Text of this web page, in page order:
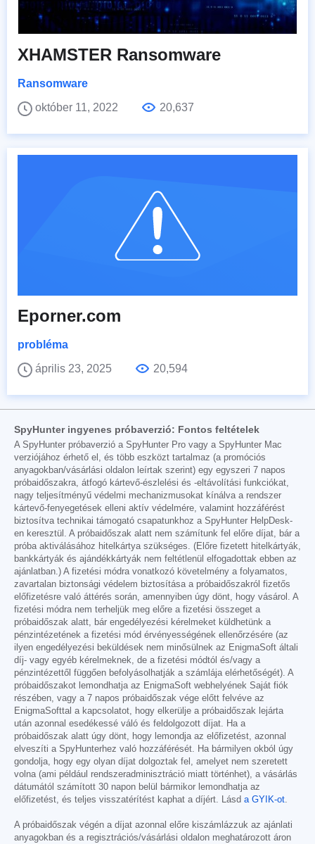
XHAMSTER Ransomware
Ransomware
október 11, 2022
20,637
Eporner.com
probléma
április 23, 2025
20,594
SpyHunter ingyenes próbaverzió: Fontos feltételek
A SpyHunter próbaverzió a SpyHunter Pro vagy a SpyHunter Mac
verziójához érhető el, és több eszközt tartalmaz (a promóciós
anyagokban/vásárlási oldalon leírtak szerint) egy egyszeri 7 napos
próbaidőszakra, átfogó kártevő-észlelési és -eltávolítási funkciókat,
nagy teljesítményű védelmi mechanizmusokat kínálva a rendszer
kártevő-fenyegetések elleni aktív védelmére, valamint hozzáférést
biztosítva technikai támogató csapatunkhoz a SpyHunter HelpDesk-
en keresztül. A próbaidőszak alatt nem számítunk fel előre díjat, bár a
próba aktiválásához hitelkártya szükséges. (Előre fizetett hitelkártyák,
bankkártyák és ajándékkártyák nem feltétlenül elfogadottak ebben az
ajánlatban.) A fizetési módra vonatkozó követelmény a folyamatos,
zavartalan biztonsági védelem biztosítása a próbaidőszakról fizetős
előfizetésre való áttérés során, amennyiben úgy dönt, hogy vásárol. A
fizetési módra nem terheljük meg előre a fizetési összeget a
próbaidőszak alatt, bár engedélyezési kérelmeket küldhetünk a
pénzintézetének a fizetési mód érvényességének ellenőrzésére (az
ilyen engedélyezési beküldések nem minősülnek az EnigmaSoft általi
díj- vagy egyéb kérelmeknek, de a fizetési módtól és/vagy a
pénzintézettől függően befolyásolhatják a számlája elérhetőségét). A
próbaidőszakot lemondhatja az EnigmaSoft webhelyének Saját fiók
részében, vagy a 7 napos próbaidőszak vége előtt felvéve az
EnigmaSofttal a kapcsolatot, hogy elkerülje a próbaidőszak lejárta
után azonnal esedékessé váló és feldolgozott díjat. Ha a
próbaidőszak alatt úgy dönt, hogy lemondja az előfizetést, azonnal
elveszíti a SpyHunterhez való hozzáférését. Ha bármilyen okból úgy
gondolja, hogy egy olyan díjat dolgoztak fel, amelyet nem szeretett
volna (ami például rendszeradminisztráció miatt történhet), a vásárlás
dátumától számított 30 napon belül bármikor lemondhatja az
előfizetést, és teljes visszatérítést kaphat a díjért. Lásd a GYIK-ot.
A próbaidőszak végén a díjat azonnal előre kiszámlázzuk az ajánlati
anyagokban és a regisztrációs/vásárlási oldalon meghatározott áron